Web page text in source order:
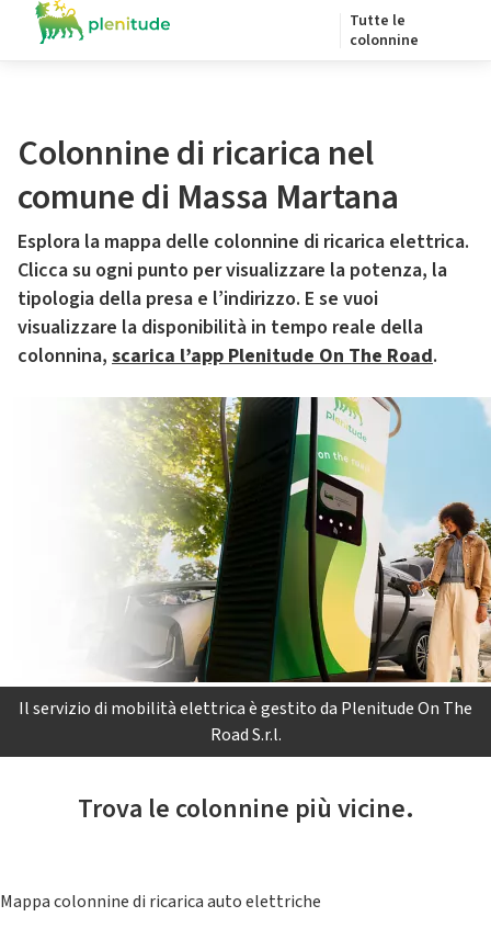
Tutte le
colonnine
Colonnine di ricarica nel
comune di Massa Martana
Esplora la mappa delle colonnine di ricarica elettrica.
Clicca su ogni punto per visualizzare la potenza, la
tipologia della presa e l’indirizzo. E se vuoi
visualizzare la disponibilità in tempo reale della
colonnina, scarica l’app Plenitude On The Road.
Il servizio di mobilità elettrica è gestito da Plenitude On The
Road S.r.l.
Trova le colonnine più vicine.
Mappa colonnine di ricarica auto elettriche